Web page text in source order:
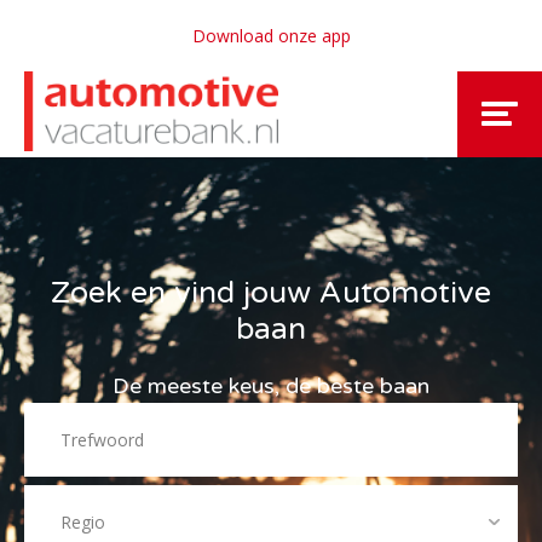
Download onze app
Zoek en vind jouw Automotive
baan
De meeste keus, de beste baan